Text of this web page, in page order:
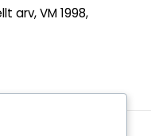
arv, VM 1998,